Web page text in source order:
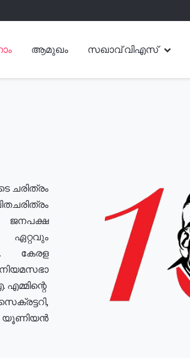
ആമുഖം സഖാവ് വിഎസ്
ചരിത്രം
ഏറ്റവും
കേരള
യൂണിയൻ